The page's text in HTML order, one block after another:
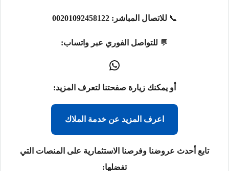
📞 للاتصال المباشر: 00201092458122
💬 للتواصل الفوري عبر واتساب:
أو يمكنك زيارة صفحتنا لتعرف المزيد:
اعرف المزيد عن خدمة الملاك
تابع أحدث عروضنا وفرصنا الاستثمارية على المنصات التي
تفضلها: